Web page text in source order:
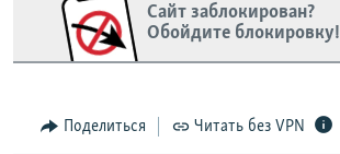
Сайт заблокирован?
Обойдите блокировку!
Поделиться Читать без VPN